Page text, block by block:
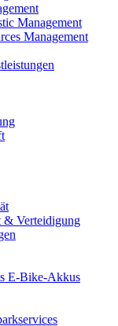
Management
Management
& Verteidigung
E-Bike-Akkus